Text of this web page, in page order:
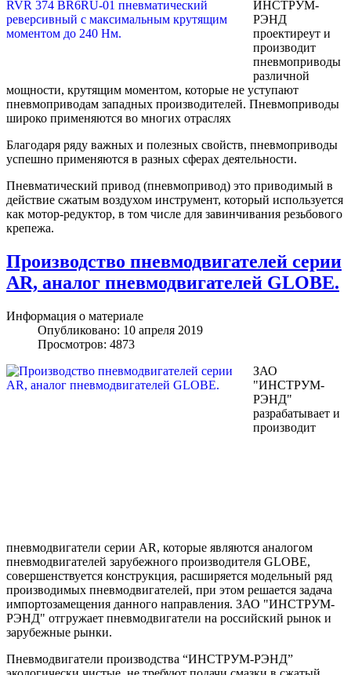
ИНСТРУМ-
РЭНД
проектиреут и
производит
пневмоприводы
различной
мощности, крутящим моментом, которые не уступают
пневмоприводам западных производителей. Пневмоприводы
широко применяются во многих отраслях
Благодаря ряду важных и полезных свойств, пневмоприводы
успешно применяются в разных сферах деятельности.
Пневматический привод (пневмопривод) это приводимый в
действие сжатым воздухом инструмент, который используется
как мотор-редуктор, в том числе для завинчивания резьбового
крепежа.
Производство пневмодвигателей серии
AR, аналог пневмодвигателей GLOBE.
Информация о материале
Опубликовано: 10 апреля 2019
Просмотров: 4873
ЗАО
"ИНСТРУМ-
РЭНД"
разрабатывает и
производит
пневмодвигатели серии AR, которые являются аналогом
пневмодвигателей зарубежного производителя GLOBE,
совершенствуется конструкция, расширяется модельный ряд
производимых пневмодвигателей, при этом решается задача
импортозамещения данного направления. ЗАО "ИНСТРУМ-
РЭНД" отгружает пневмодвигатели на российский рынок и
зарубежные рынки.
Пневмодвигатели производства “ИНСТРУМ-РЭНД”